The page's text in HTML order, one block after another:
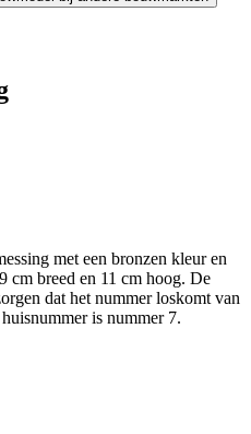
met een bronzen kleur en
cm breed en 11 cm hoog. De
dat het nummer loskomt van
is nummer 7.